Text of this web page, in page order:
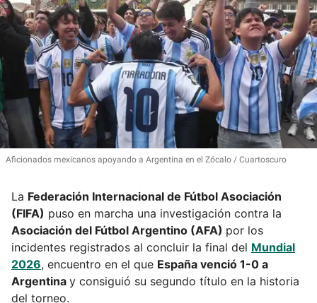
Aficionados mexicanos apoyando a Argentina en el Zócalo Cuartoscuro
La Federación Internacional de Fútbol Asociación
(FIFA) puso en marcha una investigación contra la
Asociación del Fútbol Argentino (AFA) por los
incidentes registrados al concluir la final del Mundial
2026, encuentro en el que España venció 1-0 a
Argentina y consiguió su segundo título en la historia
del torneo.